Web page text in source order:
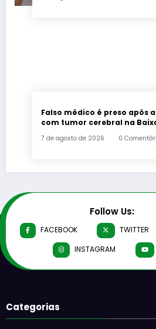
Falso médico é preso após
com tumor cerebral na
7 de agosto de 2026 0
Follow Us:
FACEBOOK TWITTER
INSTAGRAM
Categorias